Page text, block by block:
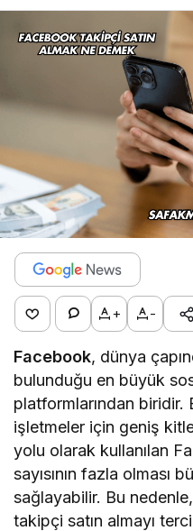
+ -
Facebook, dünya
bulunduğu en büyük
platformlarından biridir.
işletmeler için geniş
yolu olarak kullanılan
sayısının fazla olması
sağlayabilir. Bu
takipçi satın almayı